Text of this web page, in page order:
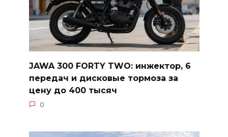
JAWA 300 FORTY TWO: инжектор, 6
передач и дисковые тормоза за
цену до 400 тысяч
0